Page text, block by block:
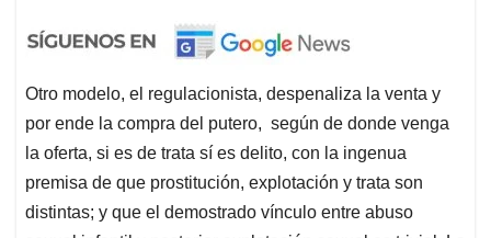
Otro modelo, el regulacionista, despenaliza la venta y
por ende la compra del putero, según de donde venga
la oferta, si es de trata sí es delito, con la ingenua
premisa de que prostitución, explotación y trata son
distintas; y que el demostrado vínculo entre abuso